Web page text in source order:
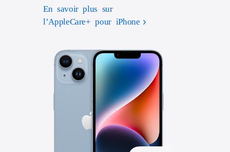
En savoir plus sur
l’AppleCare+ pour iPhone